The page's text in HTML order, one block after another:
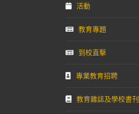
活動
教育專題
到校直擊
專業教育招聘
教育雜誌及學校書刊